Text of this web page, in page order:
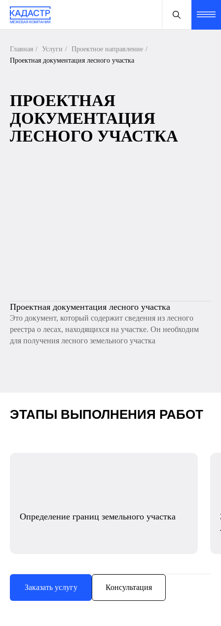
Главная / Услуги / Проектное направление /
Проектная документация лесного участка
ПРОЕКТНАЯ
ДОКУМЕНТАЦИЯ
ЛЕСНОГО УЧАСТКА
Проектная документация лесного участка
Это документ, который содержит сведения из лесного
реестра о лесах, находящихся на участке. Он необходим
для получения лесного земельного участка
ЭТАПЫ ВЫПОЛНЕНИЯ РАБОТ
Определение границ земельного участка
Заказать услугу Консультация